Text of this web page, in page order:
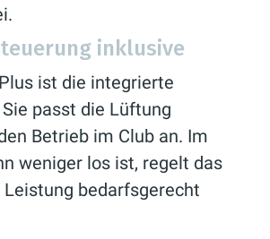
inklusive
ist die integrierte
passt die Lüftung
Betrieb im Club an. Im
weniger los ist, regelt das
bedarfsgerecht